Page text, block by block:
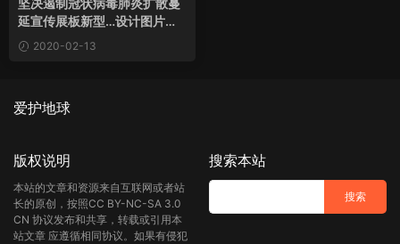
坚决遏制冠状病毒肺炎扩散蔓
延宣传展板新型…设计图片素
材下载
2020-02-13
爱护地球
版权说明
本站的文章和资源来自互联网或者站
长的原创，按照CC BY-NC-SA 3.0
CN 协议发布和共享，转载或引用本
站文章 应遵循相同协议。如果有侵犯
搜索本站